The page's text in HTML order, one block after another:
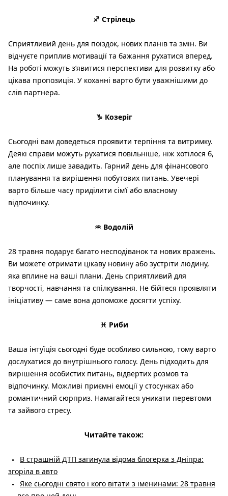
♐ Стрілець
Сприятливий день для поїздок, нових планів та змін. Ви
відчуєте приплив мотивації та бажання рухатися вперед.
На роботі можуть з’явитися перспективи для розвитку або
цікава пропозиція. У коханні варто бути уважнішими до
слів партнера.
♑ Козеріг
Сьогодні вам доведеться проявити терпіння та витримку.
Деякі справи можуть рухатися повільніше, ніж хотілося б,
але поспіх лише завадить. Гарний день для фінансового
планування та вирішення побутових питань. Увечері
варто більше часу приділити сім’ї або власному
відпочинку.
♒ Водолій
28 травня подарує багато несподіванок та нових вражень.
Ви можете отримати цікаву новину або зустріти людину,
яка вплине на ваші плани. День сприятливий для
творчості, навчання та спілкування. Не бійтеся проявляти
ініціативу — саме вона допоможе досягти успіху.
♓ Риби
Ваша інтуїція сьогодні буде особливо сильною, тому варто
дослухатися до внутрішнього голосу. День підходить для
вирішення особистих питань, відвертих розмов та
відпочинку. Можливі приємні емоції у стосунках або
романтичний сюрприз. Намагайтеся уникати перевтоми
та зайвого стресу.
Читайте також:
В страшній ДТП загинула відома блогерка з Дніпра:
згоріла в авто
Яке сьогодні свято і кого вітати з іменинами: 28 травня